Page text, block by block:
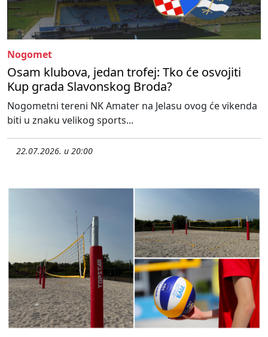
Nogomet
Osam klubova, jedan trofej: Tko će osvojiti
Kup grada Slavonskog Broda?
Nogometni tereni NK Amater na Jelasu ovog će vikenda
biti u znaku velikog sports...
22.07.2026. u 20:00